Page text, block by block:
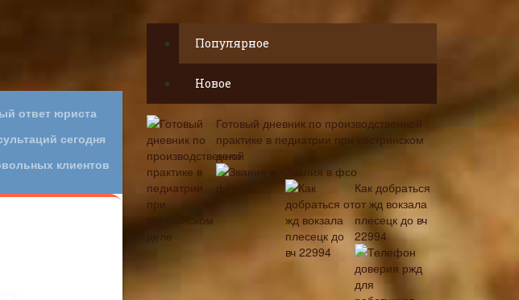
Популярное
Новое
Готовый дневник по производственной
практике в педиатрии при сестринском
деле
Звания в фсо
Как добраться
от жд вокзала
плесецк до вч
22994